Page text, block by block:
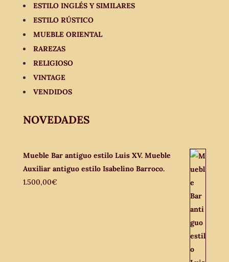
ESTILO INGLÉS Y SIMILARES
ESTILO RÚSTICO
MUEBLE ORIENTAL
RAREZAS
RELIGIOSO
VINTAGE
VENDIDOS
NOVEDADES
Mueble Bar antiguo estilo Luis XV. Mueble
Auxiliar antiguo estilo Isabelino Barroco.
1.500,00€